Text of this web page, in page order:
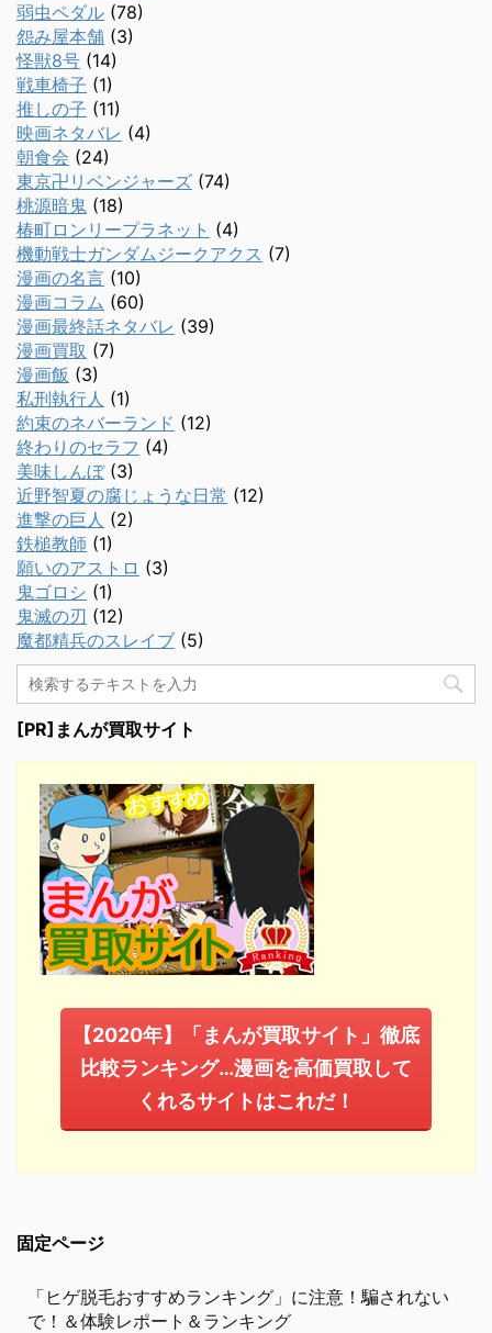
弱虫ペダル (78)
怨み屋本舗 (3)
怪獣8号 (14)
戦車椅子 (1)
推しの子 (11)
映画ネタバレ (4)
朝食会 (24)
東京卍リベンジャーズ (74)
桃源暗鬼 (18)
椿町ロンリープラネット (4)
機動戦士ガンダムジークアクス (7)
漫画の名言 (10)
漫画コラム (60)
漫画最終話ネタバレ (39)
漫画買取 (7)
漫画飯 (3)
私刑執行人 (1)
約束のネバーランド (12)
終わりのセラフ (4)
美味しんぼ(3)
近野智夏の腐じょうな日常 (12)
進撃の巨人 (2)
鉄槌教師 (1)
願いのアストロ (3)
鬼ゴロシ (1)
鬼滅の刃 (12)
魔都精兵のスレイブ (5)
[PR]まんが買取サイト
【2020年】「まんが買取サイト」徹底
比較ランキング…漫画を高価買取して
くれるサイトはこれだ！
固定ページ
「ヒゲ脱毛おすすめランキング」に注意！騙されない
で！＆体験レポート＆ランキング